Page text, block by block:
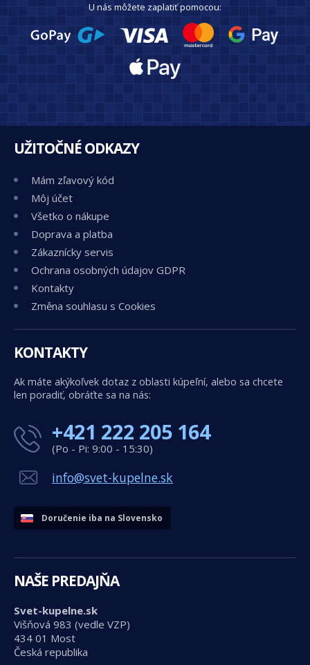
U nás môžete zaplatiť pomocou:
UŽITOČNÉ ODKAZY
Mám zľavový kód
Môj účet
Všetko o nákupe
Doprava a platba
Zákaznícky servis
Ochrana osobných údajov GDPR
Kontakty
Změna souhlasu s Cookies
KONTAKTY
Ak máte akýkoľvek dotaz z oblasti kúpeľní, alebo sa chcete
len poradiť, obráťte sa na nás:
+421 222 205 164
(Po - Pi: 9:00 - 15:30)
info@svet-kupelne.sk
Doručenie iba na Slovensko
NAŠE PREDAJŇA
Svet-kupelne.sk
Višňová 983 (vedle VZP)
434 01 Most
Česká republika